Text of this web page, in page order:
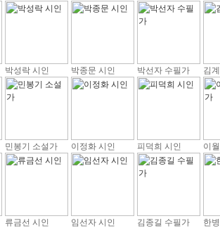
박성락 시인 박종문 시인 박선자 수필가 김
민봉기 소설가 이정화 시인 피덕희 시인 이
류금선 시인 임선자 시인 김종길 수필가 한